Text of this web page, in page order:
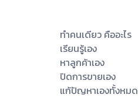
ทำคนเดียว คืออะไร
เรียนรู้เอง
หาลูกค้าเอง
ปิดการขายเอง
แก้ปัญหาเองทั้งหมด